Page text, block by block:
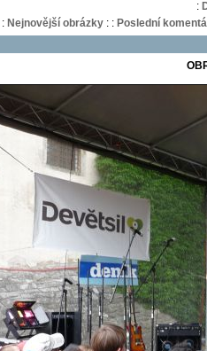
:
: Nejnovější obrázky: : Poslední